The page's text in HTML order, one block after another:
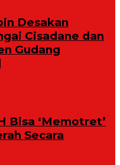
Desakan
Cisadane dan
Gudang
Bisa ‘Memotret’
Secara